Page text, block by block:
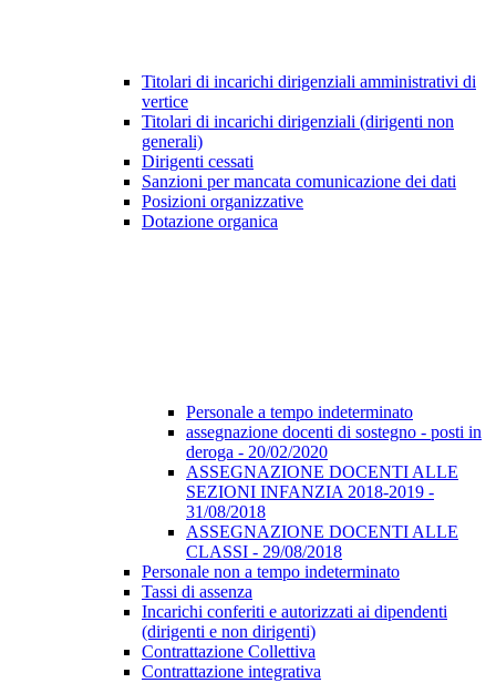
Titolari di incarichi dirigenziali amministrativi di
vertice
Titolari di incarichi dirigenziali (dirigenti non
generali)
Dirigenti cessati
Sanzioni per mancata comunicazione dei dati
Posizioni organizzative
Dotazione organica
Personale a tempo indeterminato
assegnazione docenti di sostegno - posti in
deroga - 20/02/2020
ASSEGNAZIONE DOCENTI ALLE
SEZIONI INFANZIA 2018-2019 -
31/08/2018
ASSEGNAZIONE DOCENTI ALLE
CLASSI - 29/08/2018
Personale non a tempo indeterminato
Tassi di assenza
Incarichi conferiti e autorizzati ai dipendenti
(dirigenti e non dirigenti)
Contrattazione Collettiva
Contrattazione integrativa